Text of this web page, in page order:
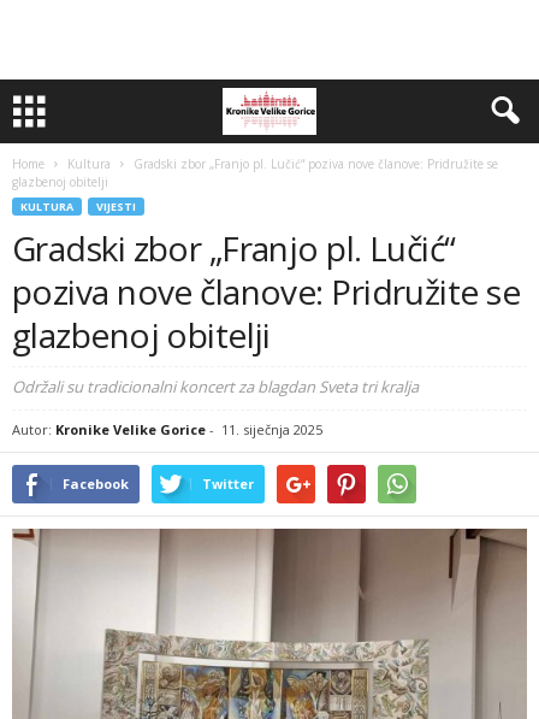
Home Kultura
Gradski zbor „Franjo pl. Lučić“ poziva nove članove: Pridružite se
glazbenoj obitelji
KULTURA VIJESTI
Gradski zbor „Franjo pl. Lučić“
poziva nove članove: Pridružite se
glazbenoj obitelji
Održali su tradicionalni koncert za blagdan Sveta tri kralja
Autor: Kronike Velike Gorice - 11. siječnja 2025
Facebook Twitter